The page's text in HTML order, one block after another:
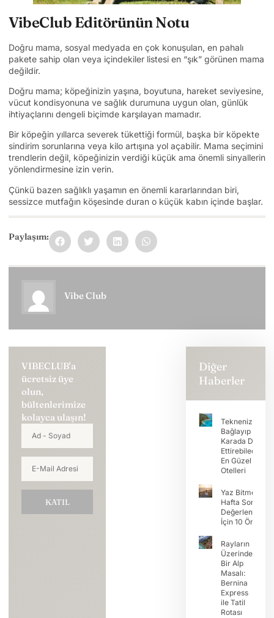
VibeClub Editörünün Notu
Doğru mama, sosyal medyada en çok konuşulan, en pahalı
pakete sahip olan veya içindekiler listesi en “şık” görünen mama
değildir.
Doğru mama; köpeğinizin yaşına, boyutuna, hareket seviyesine,
vücut kondisyonuna ve sağlık durumuna uygun olan, günlük
ihtiyaçlarını dengeli biçimde karşılayan mamadır.
Bir köpeğin yıllarca severek tükettiği formül, başka bir köpekte
sindirim sorunlarına veya kilo artışına yol açabilir. Mama seçimini
trendlerin değil, köpeğinizin verdiği küçük ama önemli sinyallerin
yönlendirmesine izin verin.
Çünkü bazen sağlıklı yaşamın en önemli kararlarından biri,
sessizce mutfağın köşesinde duran o küçük kabın içinde başlar.
Paylaşım:
Vibe Club
VIBECLUB'a
ücretsiz üye
olun,
bültenlerimize
kolayca ulaşın!
KATIL
Diğer
Haberler
Teknenizi
Bağlayıp Tatili
Karada Devam
En Güzel Koy
Otelleri
Yaz Bitmeden
Hafta Sonunu
İçin 10 Öneri
Rayların
Üzerinde
Bir Alp
Masalı:
Bernina
Express
ile Tatil
Rotası